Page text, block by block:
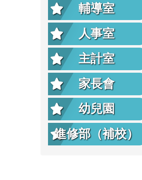
輔導室
人事室
主計室
家長會
幼兒園
進修部（補校）